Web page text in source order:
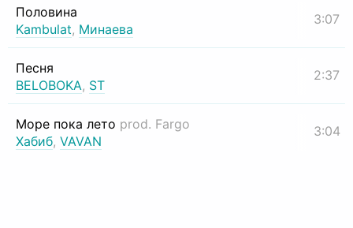
Половина
Kambulat, Минаева
3:07
Песня
BELOBOKA, ST
2:37
Море пока лето prod. Fargo
Хабиб, VAVAN
3:04